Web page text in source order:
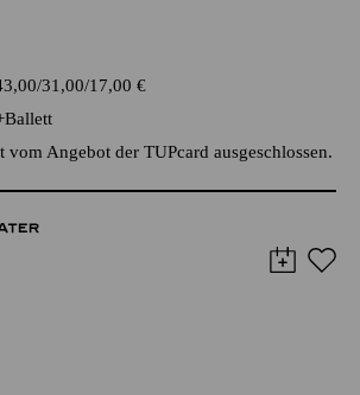
31,00 17,00 €
vom Angebot der TUPcard ausgeschlossen.